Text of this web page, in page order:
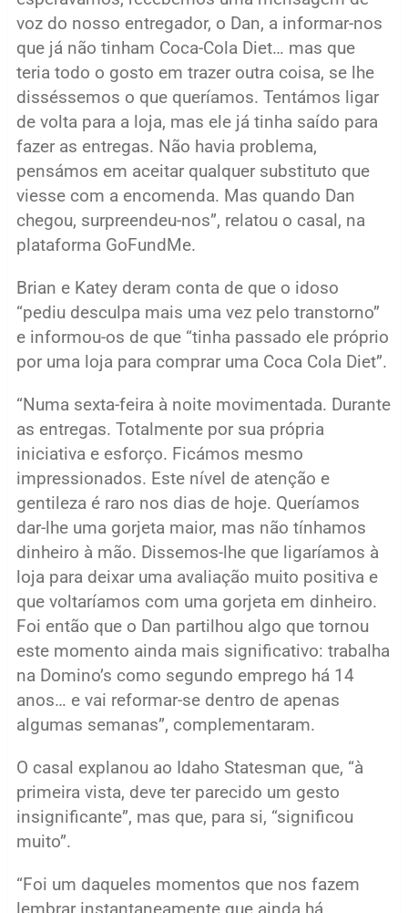
voz do nosso entregador, o Dan, a informar-nos
que já não tinham Coca-Cola Diet… mas que
teria todo o gosto em trazer outra coisa, se lhe
disséssemos o que queríamos. Tentámos ligar
de volta para a loja, mas ele já tinha saído para
fazer as entregas. Não havia problema,
pensámos em aceitar qualquer substituto que
viesse com a encomenda. Mas quando Dan
chegou, surpreendeu-nos”, relatou o casal, na
plataforma GoFundMe.
Brian e Katey deram conta de que o idoso
“pediu desculpa mais uma vez pelo transtorno”
e informou-os de que “tinha passado ele próprio
por uma loja para comprar uma Coca Cola Diet”.
“Numa sexta-feira à noite movimentada. Durante
as entregas. Totalmente por sua própria
iniciativa e esforço. Ficámos mesmo
impressionados. Este nível de atenção e
gentileza é raro nos dias de hoje. Queríamos
dar-lhe uma gorjeta maior, mas não tínhamos
dinheiro à mão. Dissemos-lhe que ligaríamos à
loja para deixar uma avaliação muito positiva e
que voltaríamos com uma gorjeta em dinheiro.
Foi então que o Dan partilhou algo que tornou
este momento ainda mais significativo: trabalha
na Domino’s como segundo emprego há 14
anos… e vai reformar-se dentro de apenas
algumas semanas”, complementaram.
O casal explanou ao Idaho Statesman que, “à
primeira vista, deve ter parecido um gesto
insignificante”, mas que, para si, “significou
muito”.
“Foi um daqueles momentos que nos fazem